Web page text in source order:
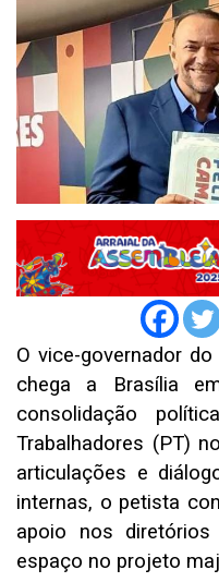
O vice-governador
chega a Brasília
consolidação
Trabalhadores (PT)
articulações e
internas, o petista
apoio nos
espaço no projeto